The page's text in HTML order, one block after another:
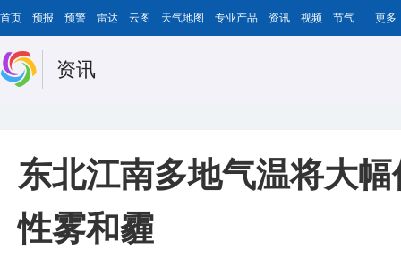
首页 预报 预警 雷达 云图 天气地图 专业产品 资讯 视频 节气 更多
资讯
东北江南多地气温将大
性雾和霾